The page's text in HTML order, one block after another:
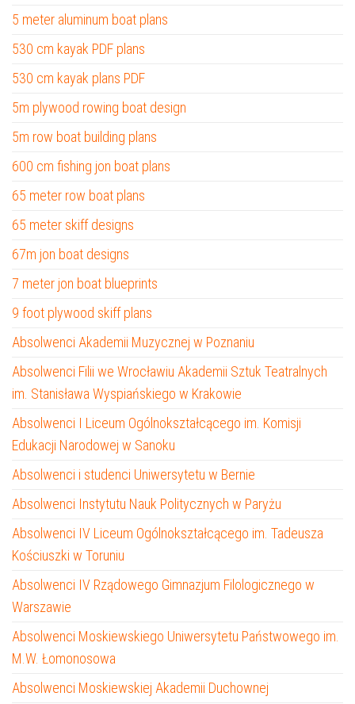
5 meter aluminum boat plans
530 cm kayak PDF plans
530 cm kayak plans PDF
5m plywood rowing boat design
5m row boat building plans
600 cm fishing jon boat plans
65 meter row boat plans
65 meter skiff designs
67m jon boat designs
7 meter jon boat blueprints
9 foot plywood skiff plans
Absolwenci Akademii Muzycznej w Poznaniu
Absolwenci Filii we Wrocławiu Akademii Sztuk Teatralnych
im. Stanisława Wyspiańskiego w Krakowie
Absolwenci I Liceum Ogólnokształcącego im. Komisji
Edukacji Narodowej w Sanoku
Absolwenci i studenci Uniwersytetu w Bernie
Absolwenci Instytutu Nauk Politycznych w Paryżu
Absolwenci IV Liceum Ogólnokształcącego im. Tadeusza
Kościuszki w Toruniu
Absolwenci IV Rządowego Gimnazjum Filologicznego w
Warszawie
Absolwenci Moskiewskiego Uniwersytetu Państwowego im.
M.W. Łomonosowa
Absolwenci Moskiewskiej Akademii Duchownej